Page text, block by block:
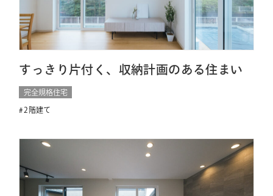
すっきり片付く、収納計画のある住まい
完全規格住宅
2階建て